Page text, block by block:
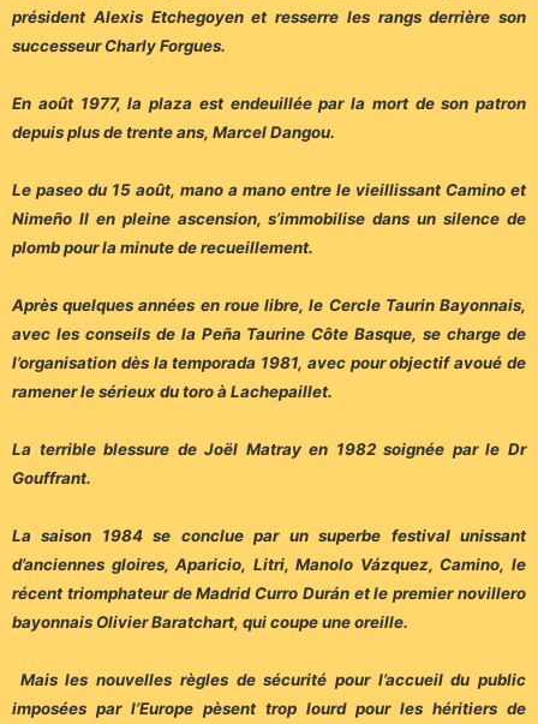
président Alexis Etchegoyen et resserre les rangs derrière son
successeur Charly Forgues.
En août 1977, la plaza est endeuillée par la mort de son patron
depuis plus de trente ans, Marcel Dangou.
Le paseo du 15 août, mano a mano entre le vieillissant Camino et
Nimeño II en pleine ascension, s’immobilise dans un silence de
plomb pour la minute de recueillement.
Après quelques années en roue libre, le Cercle Taurin Bayonnais,
avec les conseils de la Peña Taurine Côte Basque, se charge de
l’organisation dès la temporada 1981, avec pour objectif avoué de
ramener le sérieux du toro à Lachepaillet.
La terrible blessure de Joël Matray en 1982 soignée par le Dr
Gouffrant.
La saison 1984 se conclue par un superbe festival unissant
d’anciennes gloires, Aparicio, Litri, Manolo Vázquez, Camino, le
récent triomphateur de Madrid Curro Durán et le premier novillero
bayonnais Olivier Baratchart, qui coupe une oreille.
Mais les nouvelles règles de sécurité pour l’accueil du public
imposées par l’Europe pèsent trop lourd pour les héritiers de